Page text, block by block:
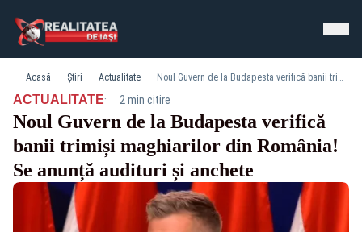
Acasă Știri Actualitate Noul Guvern de la Budapesta verifică banii trimiși maghiarilor din România! Se anunță audituri și anchete
ACTUALITATE· 2 min citire
Noul Guvern de la Budapesta verifică
banii trimiși maghiarilor din România!
Se anunță audituri și anchete